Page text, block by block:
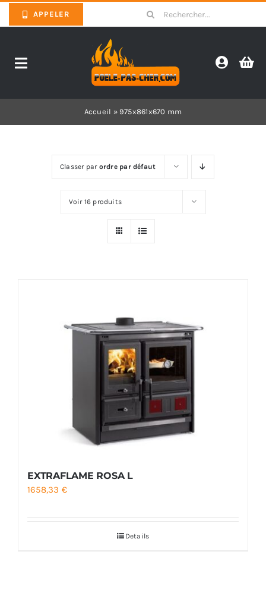
to
APPELER
Search
for:
Toggle
Accueil » 975x861x670 mm
Classer par ordre par défaut
Voir 16 produits
EXTRAFLAME ROSA L
1658,33 €
Details